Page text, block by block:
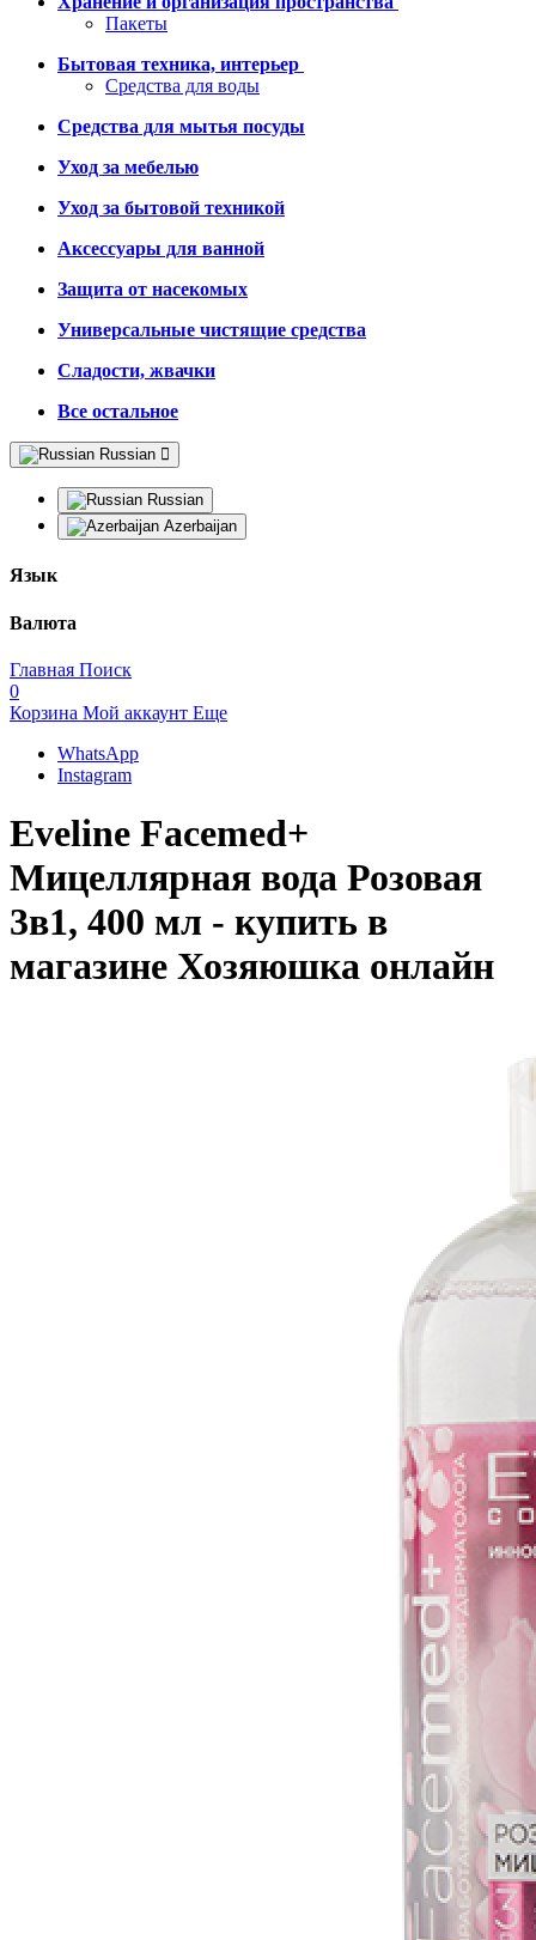
Пакеты
Бытовая техника, интерьер
Средства для воды
Средства для мытья посуды
Уход за мебелью
Уход за бытовой техникой
Аксессуары для ванной
Защита от насекомых
Универсальные чистящие средства
Сладости, жвачки
Все остальное
Russian
Russian
Azerbaijan
Язык
Валюта
Главная Поиск
0
Корзина Мой аккаунт Еще
WhatsApp
Instagram
Eveline Facemed+
Мицеллярная вода Розовая
3в1, 400 мл - купить в
магазине Хозяюшка онлайн